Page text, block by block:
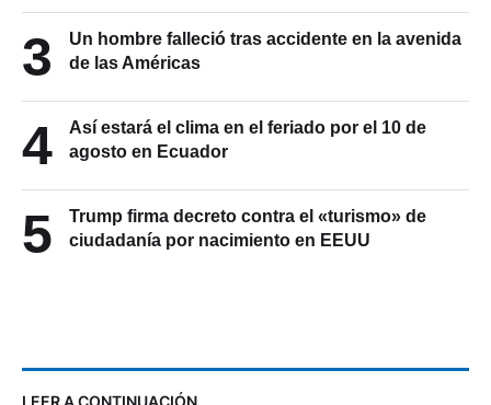
3
Un hombre falleció tras accidente en la avenida
de las Américas
4
Así estará el clima en el feriado por el 10 de
agosto en Ecuador
5
Trump firma decreto contra el «turismo» de
ciudadanía por nacimiento en EEUU
LEER A CONTINUACIÓN